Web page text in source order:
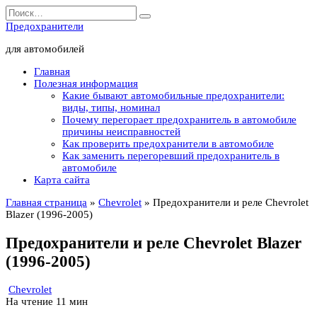
Перейти
к
содержанию
Search
for:
Предохранители
для автомобилей
Главная
Полезная информация
Какие бывают автомобильные предохранители:
виды, типы, номинал
Почему перегорает предохранитель в автомобиле
причины неисправностей
Как проверить предохранители в автомобиле
Как заменить перегоревший предохранитель в
автомобиле
Карта сайта
Главная страница » Chevrolet » Предохранители и реле Chevrolet
Blazer (1996-2005)
Предохранители и реле Chevrolet Blazer
(1996-2005)
Chevrolet
На чтение 11 мин